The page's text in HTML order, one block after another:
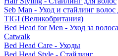
Seb Man - Уход и стайлинг
TIGI (Великобритания)
Bed Head for Men - Уход за
Catwalk
Bed Head Care - Уходы
Bed Head Style - Стайлинг